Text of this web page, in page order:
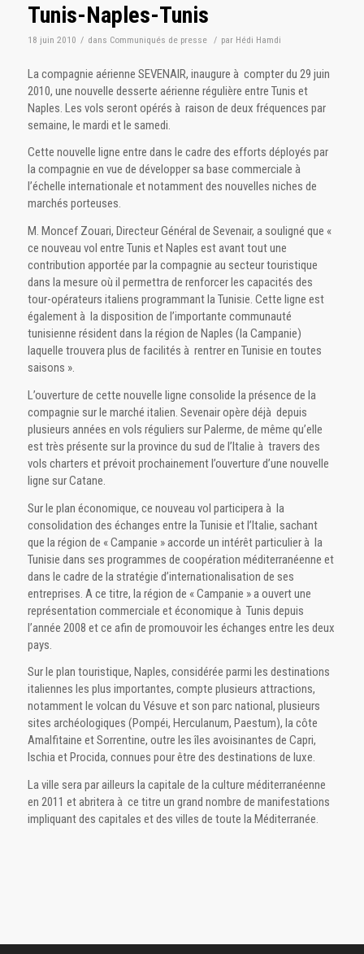
Tunis-Naples-Tunis
18 juin 2010 / dans Communiqués de presse / par Hédi Hamdi
La compagnie aérienne SEVENAIR, inaugure à compter du 29 juin
2010, une nouvelle desserte aérienne régulière entre Tunis et
Naples. Les vols seront opérés à raison de deux fréquences par
semaine, le mardi et le samedi.
Cette nouvelle ligne entre dans le cadre des efforts déployés par
la compagnie en vue de développer sa base commerciale à
l’échelle internationale et notamment des nouvelles niches de
marchés porteuses.
M. Moncef Zouari, Directeur Général de Sevenair, a souligné que «
ce nouveau vol entre Tunis et Naples est avant tout une
contribution apportée par la compagnie au secteur touristique
dans la mesure où il permettra de renforcer les capacités des
tour-opérateurs italiens programmant la Tunisie. Cette ligne est
également à la disposition de l’importante communauté
tunisienne résident dans la région de Naples (la Campanie)
laquelle trouvera plus de facilités à rentrer en Tunisie en toutes
saisons ».
L’ouverture de cette nouvelle ligne consolide la présence de la
compagnie sur le marché italien. Sevenair opère déjà depuis
plusieurs années en vols réguliers sur Palerme, de même qu’elle
est très présente sur la province du sud de l’Italie à travers des
vols charters et prévoit prochainement l’ouverture d’une nouvelle
ligne sur Catane.
Sur le plan économique, ce nouveau vol participera à la
consolidation des échanges entre la Tunisie et l’Italie, sachant
que la région de « Campanie » accorde un intérêt particulier à la
Tunisie dans ses programmes de coopération méditerranéenne et
dans le cadre de la stratégie d’internationalisation de ses
entreprises. A ce titre, la région de « Campanie » a ouvert une
représentation commerciale et économique à Tunis depuis
l’année 2008 et ce afin de promouvoir les échanges entre les deux
pays.
Sur le plan touristique, Naples, considérée parmi les destinations
italiennes les plus importantes, compte plusieurs attractions,
notamment le volcan du Vésuve et son parc national, plusieurs
sites archéologiques (Pompéi, Herculanum, Paestum), la côte
Amalfitaine et Sorrentine, outre les îles avoisinantes de Capri,
Ischia et Procida, connues pour être des destinations de luxe.
La ville sera par ailleurs la capitale de la culture méditerranéenne
en 2011 et abritera à ce titre un grand nombre de manifestations
impliquant des capitales et des villes de toute la Méditerranée.